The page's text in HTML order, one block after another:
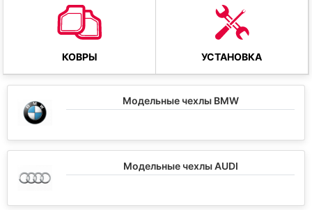
КОВРЫ УСТАНОВКА
Модельные чехлы BMW
Модельные чехлы AUDI